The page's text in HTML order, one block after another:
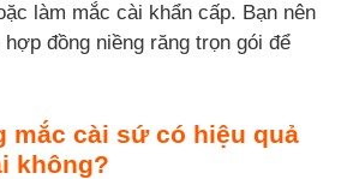
làm mắc cài khẩn cấp. Bạn nên
đồng niềng răng trọn gói để
mắc cài sứ có hiệu quả
không?